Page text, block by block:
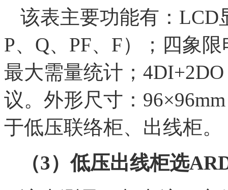
该表主要功能有：
P、Q、PF、F）；四象
最大需量统计；
议。外形尺寸：
于低压联络柜、出线柜。
（3）低压出线柜选